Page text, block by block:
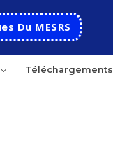
Du MESRS
Téléchargements